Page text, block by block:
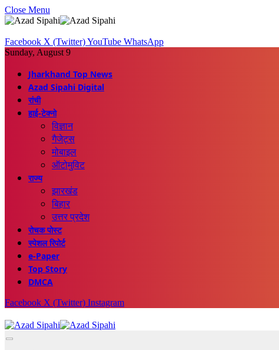
Close Menu
Facebook X (Twitter)YouTube WhatsApp
Sunday, August 9
Jharkhand Top News
Azad Sipahi Digital
रांची
हाई-टेक्नो
विज्ञान
गैजेट्स
मोबाइल
ऑटोमुविट
राज्य
झारखंड
बिहार
उत्तर प्रदेश
रोचक पोस्ट
स्पेशल रिपोर्ट
e-Paper
Top Story
DMCA
Facebook X (Twitter) Instagram